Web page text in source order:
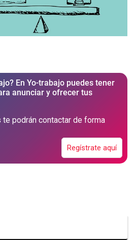
En Yo-trabajo puedes tener
anunciar y ofrecer tus
podrán contactar de forma
Regístrate aquí